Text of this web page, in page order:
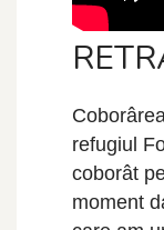
refugiul
coborât
moment